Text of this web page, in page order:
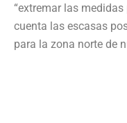
“extremar las
cuenta las escasas
para la zona norte de